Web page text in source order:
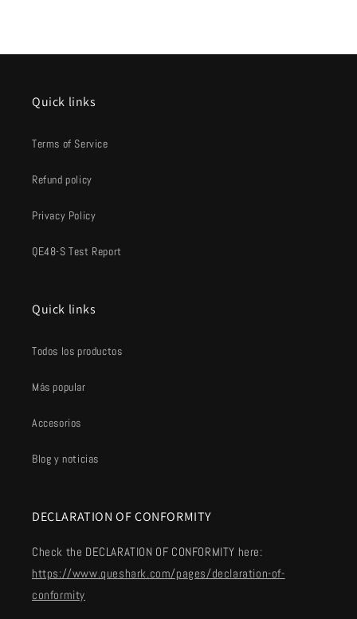
Quick links
Terms of Service
Refund policy
Privacy Policy
QE48-S Test Report
Quick links
Todos los productos
Más popular
Accesorios
Blog y noticias
DECLARATION OF CONFORMITY
Check the DECLARATION OF CONFORMITY here:
https://www.queshark.com/pages/declaration-of-
conformity